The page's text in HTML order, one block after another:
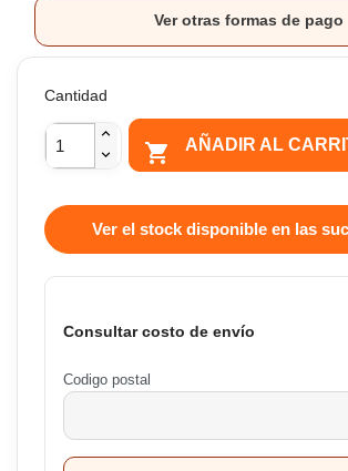
Ver otras formas de pago
Cantidad
 AÑADIR AL
Ver el stock disponible en las
Consultar costo de envío
Codigo postal